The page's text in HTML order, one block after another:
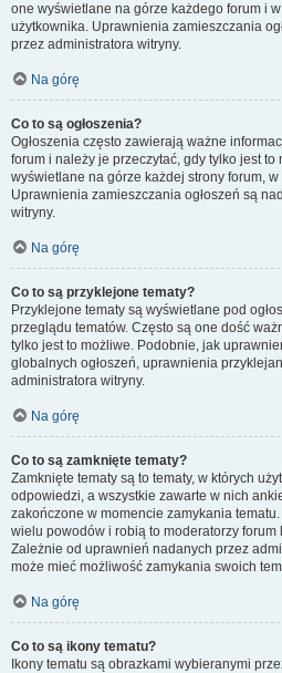
one wyświetlane na górze każdego forum i
użytkownika. Uprawnienia zamieszczania
przez administratora witryny.
Na górę
Co to są ogłoszenia?
Ogłoszenia często zawierają ważne
forum i należy je przeczytać, gdy tylko jest to
wyświetlane na górze każdej strony forum, w
Uprawnienia zamieszczania ogłoszeń są
witryny.
Na górę
Co to są przyklejone tematy?
Przyklejone tematy są wyświetlane pod
przeglądu tematów. Często są one dość
tylko jest to możliwe. Podobnie, jak
globalnych ogłoszeń, uprawnienia
administratora witryny.
Na górę
Co to są zamknięte tematy?
Zamknięte tematy są to tematy, w których
odpowiedzi, a wszystkie zawarte w nich
zakończone w momencie zamykania
wielu powodów i robią to moderatorzy forum
Zależnie od uprawnień nadanych przez
może mieć możliwość zamykania swoich
Na górę
Co to są ikony tematu?
Ikony tematu są obrazkami wybieranymi